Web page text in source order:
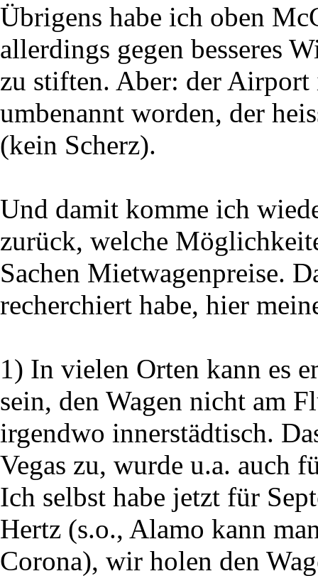
Übrigens habe ich oben
allerdings gegen besseres
zu stiften. Aber: der Airport
umbenannt worden, der
(kein Scherz).
Und damit komme ich
zurück, welche
Sachen Mietwagenpreise.
recherchiert habe, hier
1) In vielen Orten kann es
sein, den Wagen nicht am
irgendwo innerstädtisch.
Vegas zu, wurde u.a. auch
Ich selbst habe jetzt für
Hertz (s.o., Alamo kann
Corona), wir holen den